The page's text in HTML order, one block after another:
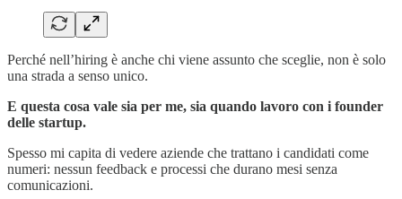
Perché nell’hiring è anche chi viene assunto che sceglie, non è solo
una strada a senso unico.
E questa cosa vale sia per me, sia quando lavoro con i founder
delle startup.
Spesso mi capita di vedere aziende che trattano i candidati come
numeri: nessun feedback e processi che durano mesi senza
comunicazioni.